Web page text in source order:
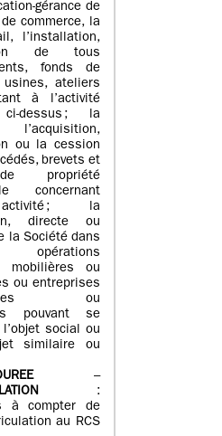
gérance de
commerce, la
l’installation,
de tous
fonds de
usines, ateliers
à l’activité
dessus ; la
ou la cession
brevets et
propriété
concernant
; la
directe ou
la Société dans
mobilières ou
ou entreprises
ou
pouvant se
social ou
similaire ou
–
:
à compter de
au RCS